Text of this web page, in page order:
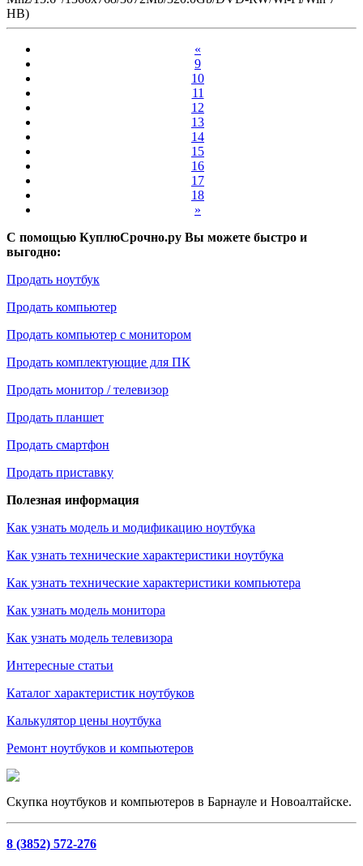
HB)
«
9
10
11
12
13
14
15
16
17
18
»
С помощью КуплюСрочно.ру Вы можете быстро и
выгодно:
Продать ноутбук
Продать компьютер
Продать компьютер с монитором
Продать комплектующие для ПК
Продать монитор / телевизор
Продать планшет
Продать смартфон
Продать приставку
Полезная информация
Как узнать модель и модификацию ноутбука
Как узнать технические характеристики ноутбука
Как узнать технические характеристики компьютера
Как узнать модель монитора
Как узнать модель телевизора
Интересные статьи
Каталог характеристик ноутбуков
Калькулятор цены ноутбука
Ремонт ноутбуков и компьютеров
Скупка ноутбуков и компьютеров в Барнауле и Новоалтайске.
8 (3852) 572-276